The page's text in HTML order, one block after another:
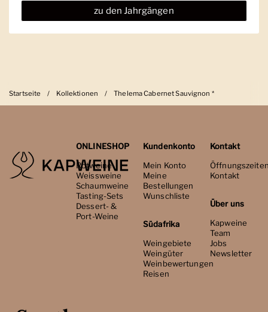
zu den Jahrgängen
Startseite / Kollektionen / Thelema Cabernet Sauvignon *
ONLINESHOP
Rotweine
Weissweine
Schaumweine
Tasting-Sets
Dessert- &
Port-Weine
Kundenkonto
Mein Konto
Meine
Bestellungen
Wunschliste
Südafrika
Weingebiete
Weingüter
Weinbewertungen
Reisen
Kontakt
Kontakt
Über uns
Kapweine
Team
Jobs
Newsletter